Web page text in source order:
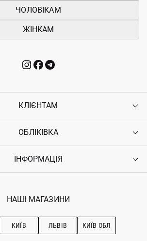
ЧОЛОВІКАМ
ЖІНКАМ
КЛІЄНТАМ
Контакти
Повернення
Гарантія
ОБЛІКІВКА
Увійти
Ostriv Club+
ІНФОРМАЦІЯ
Наші магазини
Рекомендації з догляду
НАШІ МАГАЗИНИ
КИЇВ ЛЬВІВ КИЇВ ОБЛ